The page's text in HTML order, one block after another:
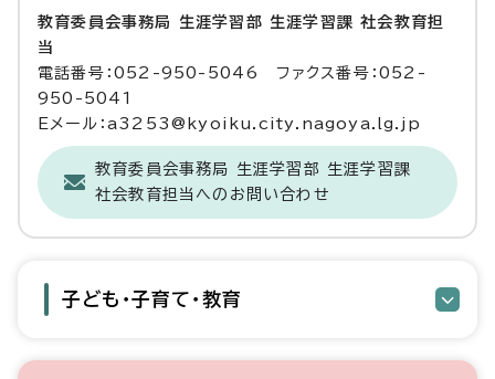
教育委員会事務局 生涯学習部 生涯学習課 社会教育担
当
電話番号：052-950-5046 ファクス番号：052-
950-5041
Eメール：a3253@kyoiku.city.nagoya.lg.jp
教育委員会事務局 生涯学習部 生涯学習課
社会教育担当へのお問い合わせ
子ども・子育て・教育